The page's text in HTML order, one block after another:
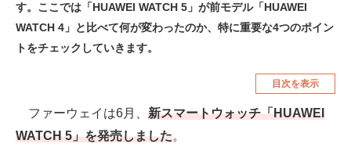
腕時計 車・バイク
釣り具・釣り用品
す。ここでは「HUAWEI WATCH 5」が前モデル「HUAWEI
WATCH 4」と比べて何が変わったのか、特に重要な4つのポイン
トをチェックしていきます。
目次を表示
ファーウェイは6月、 新スマートウォッチ「HUAWEI
WATCH 5」を発売しました。